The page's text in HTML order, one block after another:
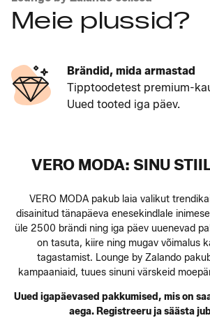
Meie plussid?
Brändid, mida armastad
Tipptoodetest premium-
Uued tooted iga päev.
VERO MODA: SINU
VERO MODA pakub laia valikut
disainitud tänapäeva enesekindlale
üle 2500 brändi ning iga päev uuenevad
on tasuta, kiire ning mugav võimalus
tagastamist. Lounge by Zalando
kampaaniaid, tuues sinuni värskeid
Uued igapäevased pakkumised, mis on
aega. Registreeru ja säästa